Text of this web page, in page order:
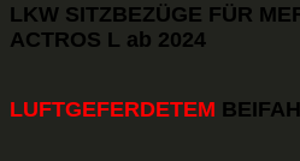
LKW SITZBEZÜGE FÜR
ACTROS L ab 2024
LUFTGEFERDETEM